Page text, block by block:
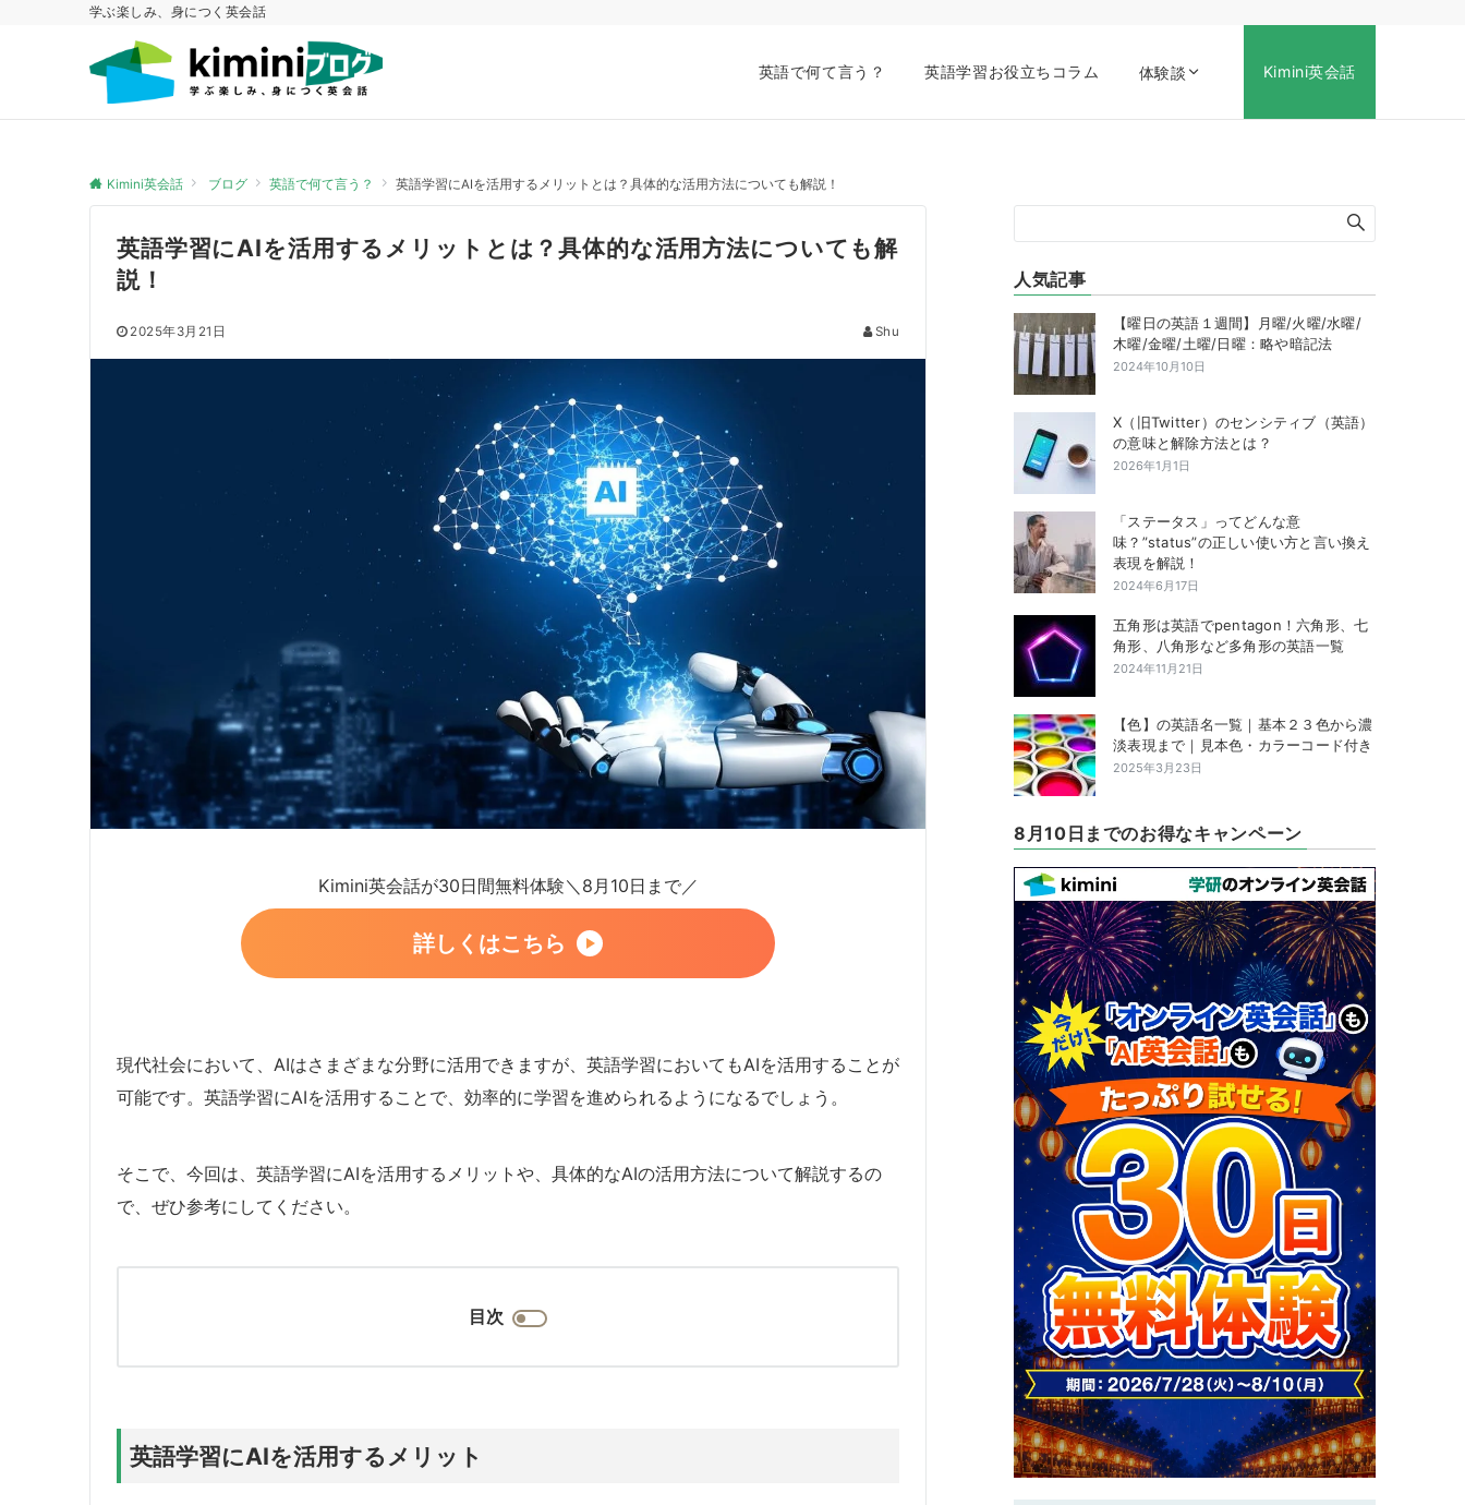
学ぶ楽しみ、身につく英会話
英語で何て言う？ 英語学習お役立ちコラム 体験談 Kimini英会話
Kimini英会話 ブログ 英語で何て言う？ 英語学習にAIを活用するメリットとは？具体的な活用方法についても解説！
英語学習にAIを活用するメリットとは？具体的な活用方法についても解
説！
2025年3月21日 Shu
Kimini英会話が30日間無料体験＼8月10日まで／
詳しくはこちら
現代社会において、AIはさまざまな分野に活用できますが、英語学習においてもAIを活用することが
可能です。英語学習にAIを活用することで、効率的に学習を進められるようになるでしょう。
そこで、今回は、英語学習にAIを活用するメリットや、具体的なAIの活用方法について解説するの
で、ぜひ参考にしてください。
目次
英語学習にAIを活用するメリット
人気記事
【曜日の英語１週間】月曜/火曜/水曜/
木曜/金曜/土曜/日曜：略や暗記法
2024年10月10日
X（旧Twitter）のセンシティブ（英語）
の意味と解除方法とは？
2026年1月1日
「ステータス」ってどんな意
味？”status”の正しい使い方と言い換え
表現を解説！
2024年6月17日
五角形は英語でpentagon！六角形、七
角形、八角形など多角形の英語一覧
2024年11月21日
【色】の英語名一覧｜基本２３色から濃
淡表現まで｜見本色・カラーコード付き
2025年3月23日
8月10日までのお得なキャンペーン